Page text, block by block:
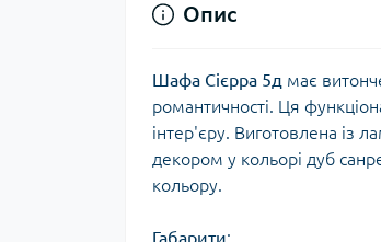
Опис
Шафа Сієрра 5д має
романтичності. Ця
інтер'єру. Виготовлена із
декором у кольорі дуб
кольору.
Габарити: